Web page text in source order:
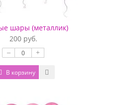
шары (металлик)
200 руб.
– +
В корзину